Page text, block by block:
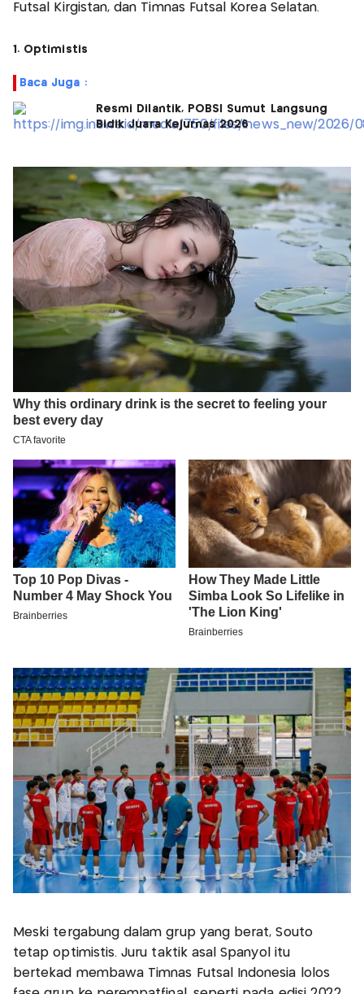
Futsal Kirgistan, dan Timnas Futsal Korea Selatan.
1. Optimistis
Baca Juga :
Resmi Dilantik, POBSI Sumut Langsung
Bidik Juara Kejurnas 2026
Meski tergabung dalam grup yang berat, Souto
tetap optimistis. Juru taktik asal Spanyol itu
bertekad membawa Timnas Futsal Indonesia lolos